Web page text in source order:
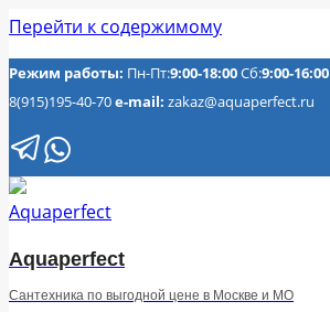
Перейти к содержимому
Режим работы: Пн-Пт:9:00-18:00Сб:9:00-16:00
8(915)195-40-70e-mail: zakaz@aquaperfect.ru
Aquaperfect
Сантехника по выгодной цене в Москве и МО